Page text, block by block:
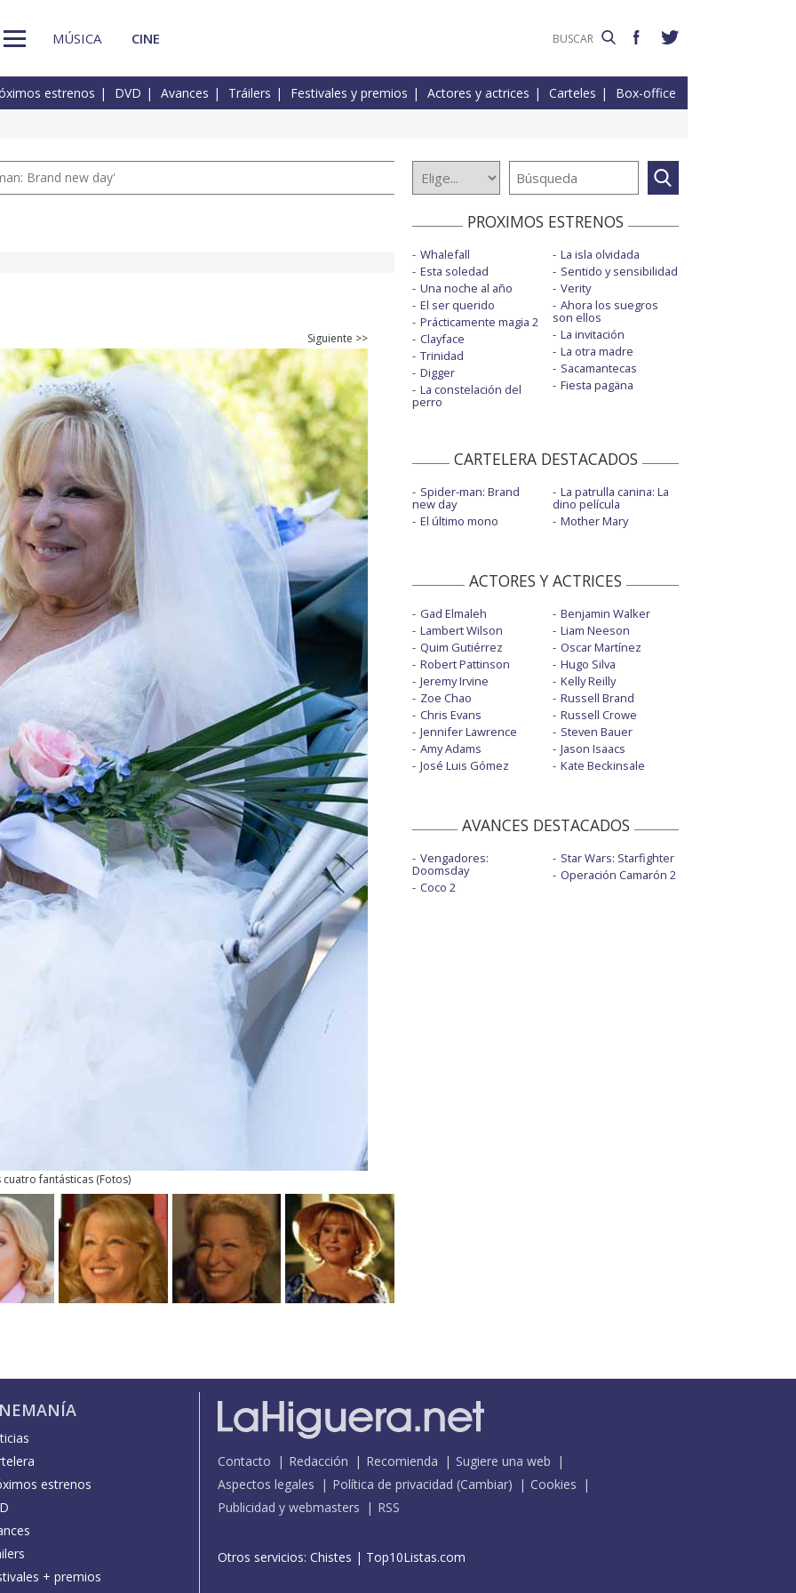
MÚSICA CINE
estrenos DVD Avances Tráilers Festivales y premios Actores y actrices Carteles Box-office
Brand new day'
Siguiente >>
cuatro fantásticas(Fotos)
PROXIMOS ESTRENOS
Whalefall
Esta soledad
Una noche al año
El ser querido
Prácticamente magia 2
Clayface
Trinidad
Digger
La constelación del
perro
La isla olvidada
Sentido y sensibilidad
Verity
Ahora los suegros
son ellos
La invitación
La otra madre
Sacamantecas
Fiesta pagäna
CARTELERA DESTACADOS
Spider-man: Brand
new day
El último mono
La patrulla canina: La
dino película
Mother Mary
ACTORES Y ACTRICES
Gad Elmaleh
Lambert Wilson
Quim Gutiérrez
Robert Pattinson
Jeremy Irvine
Zoe Chao
Chris Evans
Jennifer Lawrence
Amy Adams
José Luis Gómez
Benjamin Walker
Liam Neeson
Oscar Martínez
Hugo Silva
Kelly Reilly
Russell Brand
Russell Crowe
Steven Bauer
Jason Isaacs
Kate Beckinsale
AVANCES DESTACADOS
Vengadores:
Doomsday
Coco 2
Star Wars: Starfighter
Operación Camarón 2
estrenos
+ premios
Contacto Redacción Recomienda
Sugiere una web
Aspectos legales
Política de privacidad (Cambiar)
Cookies
Publicidad y webmasters
RSS
Otros servicios: Chistes | Top10Listas.com